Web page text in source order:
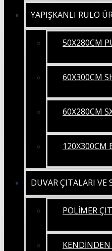
YAPIŞKANLI RULO
50X280CM
60X300CM
60X280CM
120X300CM
DUVAR ÇITALARI VE
POLİMER
KENDİNDEN